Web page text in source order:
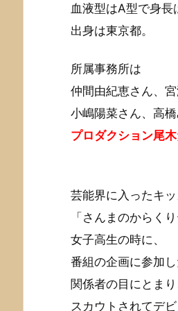
血液型はA型で身長
出身は東京都。
所属事務所は
仲間由紀恵さん、
小嶋陽菜さん、高
プロダクション尾木
芸能界に入ったキ
「さんまのからく
女子高生の時に、
番組の企画に参加
関係者の目にとまり
スカウトされてデ